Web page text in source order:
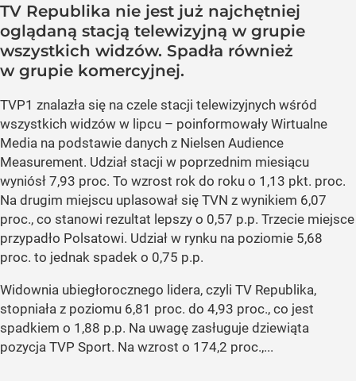
TV Republika nie jest już najchętniej
oglądaną stacją telewizyjną w grupie
wszystkich widzów. Spadła również
w grupie komercyjnej.
TVP1 znalazła się na czele stacji telewizyjnych wśród
wszystkich widzów w lipcu – poinformowały Wirtualne
Media na podstawie danych z Nielsen Audience
Measurement. Udział stacji w poprzednim miesiącu
wyniósł 7,93 proc. To wzrost rok do roku o 1,13 pkt. proc.
Na drugim miejscu uplasował się TVN z wynikiem 6,07
proc., co stanowi rezultat lepszy o 0,57 p.p. Trzecie miejsce
przypadło Polsatowi. Udział w rynku na poziomie 5,68
proc. to jednak spadek o 0,75 p.p.
Widownia ubiegłorocznego lidera, czyli TV Republika,
stopniała z poziomu 6,81 proc. do 4,93 proc., co jest
spadkiem o 1,88 p.p. Na uwagę zasługuje dziewiąta
pozycja TVP Sport. Na wzrost o 174,2 proc.,...